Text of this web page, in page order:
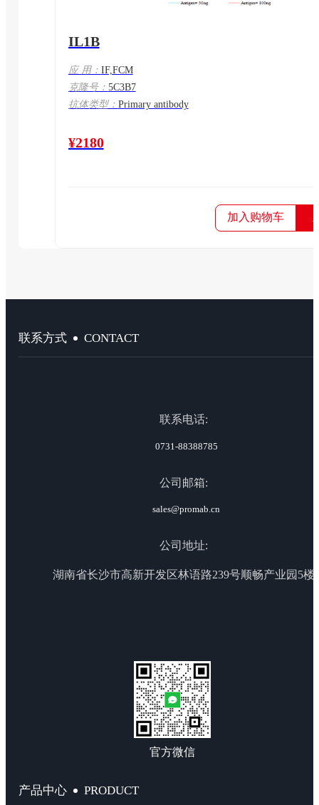
IL1B
应 用： IF,FCM
克隆号： 5C3B7
抗体类型： Primary antibody
¥2180
加入购物车
联系方式 CONTACT
联系电话:
0731-88388785
公司邮箱:
sales@promab.cn
公司地址:
湖南省长沙市高新开发区林语路239号顺畅产业园5楼
官方微信
产品中心 PRODUCT